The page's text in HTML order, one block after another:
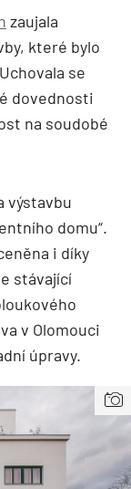
zaujala
které bylo
se
dovednosti
na soudobé
výstavbu
domu“.
i díky
stávající
v Olomouci
úpravy.